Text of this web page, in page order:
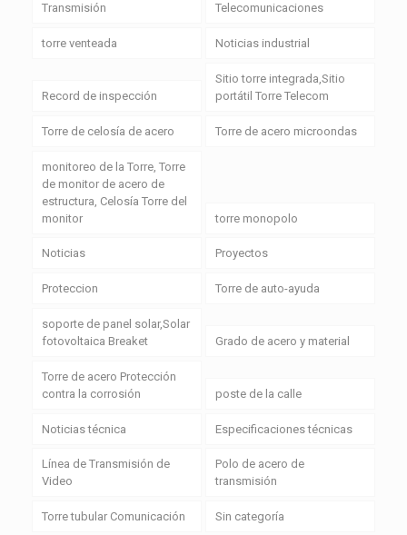
Transmisión
Telecomunicaciones
torre venteada Noticias industrial
Record de inspección
Sitio torre integrada,Sitio
portátil Torre Telecom
Torre de celosía de acero Torre de acero microondas
monitoreo de la Torre, Torre
de monitor de acero de
estructura, Celosía Torre del
monitor
torre monopolo
Noticias Proyectos
Proteccion Torre de auto-ayuda
soporte de panel solar,Solar
fotovoltaica Breaket
Grado de acero y material
Torre de acero Protección
contra la corrosión
poste de la calle
Noticias técnica Especificaciones técnicas
Línea de Transmisión de
Video
Polo de acero de
transmisión
Torre tubular Comunicación Sin categoría